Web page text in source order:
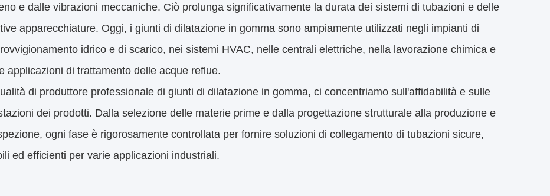
e dalle vibrazioni meccaniche. Ciò prolunga significativamente la durata dei sistemi di tubazioni e delle
apparecchiature. Oggi, i giunti di dilatazione in gomma sono ampiamente utilizzati negli impianti di
idrico e di scarico, nei sistemi HVAC, nelle centrali elettriche, nella lavorazione chimica e
applicazioni di trattamento delle acque reflue.
di produttore professionale di giunti di dilatazione in gomma, ci concentriamo sull'affidabilità e sulle
dei prodotti. Dalla selezione delle materie prime e dalla progettazione strutturale alla produzione e
ogni fase è rigorosamente controllata per fornire soluzioni di collegamento di tubazioni sicure,
ed efficienti per varie applicazioni industriali.